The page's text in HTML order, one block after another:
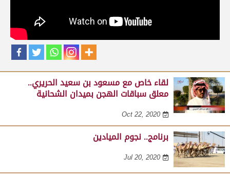
لقاء مع عبدالله بن عبدالكريم الشمري .. مدير عام الرياضات
التراثية بالهيئة الملكية لمحافظة العلا على هامش مهرجان
صاحب السمو الأمير الوالد 23-02-2025
لقاء خاص مع مسعود بن سعيد الحريري..
معلق سباقات الهجن بميدان الشحانية
Oct 22, 2020
برنامج.. نجوم الميادين
Jul 20, 2020